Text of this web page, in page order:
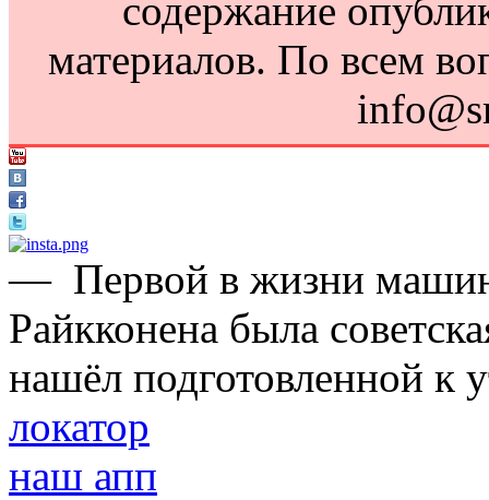
содержание
материалов. По всем
— Первой в жизни
Райкконена была
нашёл подготовленной к
локатор
наш апп